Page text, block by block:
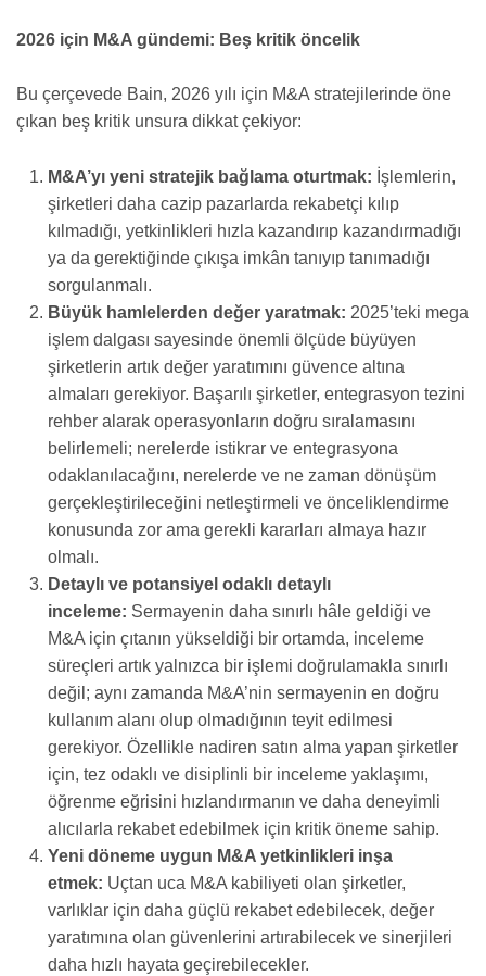
2026 için M&A gündemi: Beş kritik öncelik
Bu çerçevede Bain, 2026 yılı için M&A stratejilerinde öne
çıkan beş kritik unsura dikkat çekiyor:
M&A’yı yeni stratejik bağlama oturtmak: İşlemlerin,
şirketleri daha cazip pazarlarda rekabetçi kılıp
kılmadığı, yetkinlikleri hızla kazandırıp kazandırmadığı
ya da gerektiğinde çıkışa imkân tanıyıp tanımadığı
sorgulanmalı.
Büyük hamlelerden değer yaratmak: 2025’teki mega
işlem dalgası sayesinde önemli ölçüde büyüyen
şirketlerin artık değer yaratımını güvence altına
almaları gerekiyor. Başarılı şirketler, entegrasyon tezini
rehber alarak operasyonların doğru sıralamasını
belirlemeli; nerelerde istikrar ve entegrasyona
odaklanılacağını, nerelerde ve ne zaman dönüşüm
gerçekleştirileceğini netleştirmeli ve önceliklendirme
konusunda zor ama gerekli kararları almaya hazır
olmalı.
Detaylı ve potansiyel odaklı detaylı
inceleme: Sermayenin daha sınırlı hâle geldiği ve
M&A için çıtanın yükseldiği bir ortamda, inceleme
süreçleri artık yalnızca bir işlemi doğrulamakla sınırlı
değil; aynı zamanda M&A’nin sermayenin en doğru
kullanım alanı olup olmadığının teyit edilmesi
gerekiyor. Özellikle nadiren satın alma yapan şirketler
için, tez odaklı ve disiplinli bir inceleme yaklaşımı,
öğrenme eğrisini hızlandırmanın ve daha deneyimli
alıcılarla rekabet edebilmek için kritik öneme sahip.
Yeni döneme uygun M&A yetkinlikleri inşa
etmek: Uçtan uca M&A kabiliyeti olan şirketler,
varlıklar için daha güçlü rekabet edebilecek, değer
yaratımına olan güvenlerini artırabilecek ve sinerjileri
daha hızlı hayata geçirebilecekler.